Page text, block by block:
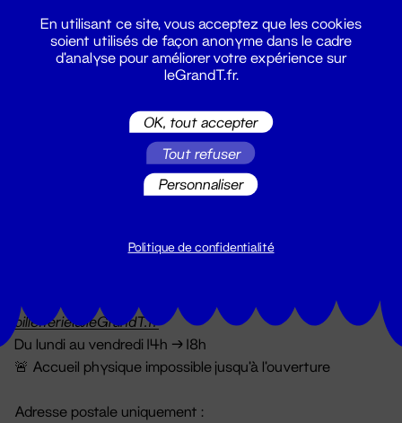
Grand T :
billetterie@leGrandT.fr
Du lundi au vendredi 14h → 18h
🚨 Accueil physique impossible jusqu'à l'ouverture
Adresse postale uniquement :
En utilisant ce site, vous acceptez que les cookies
soient utilisés de façon anonyme dans le cadre
d'analyse pour améliorer votre expérience sur
leGrandT.fr.
OK, tout accepter
Tout refuser
Personnaliser
Politique de confidentialité